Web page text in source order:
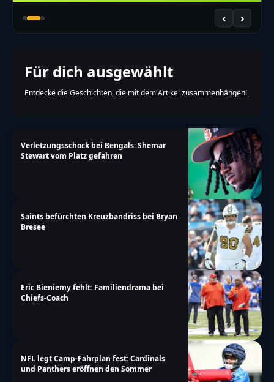
‹ ›
Für dich ausgewählt
Entdecke die Geschichten, die mit dem Artikel zusammenhängen!
Verletzungsschock bei Bengals: Shemar
Stewart vom Platz gefahren
Saints befürchten Kreuzbandriss bei Bryan
Bresee
Eric Bieniemy fehlt: Familiendrama bei
Chiefs-Coach
NFL legt Camp-Fahrplan fest: Cardinals
und Panthers eröffnen den Sommer